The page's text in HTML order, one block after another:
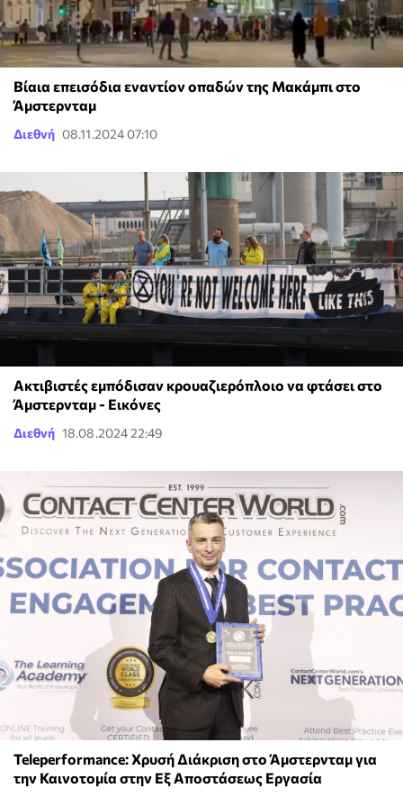
Βίαια επεισόδια εναντίον οπαδών της Μακάμπι στο
Άμστερνταμ
Διεθνή 08.11.2024 07:10
Ακτιβιστές εμπόδισαν κρουαζιερόπλοιο να φτάσει στο
Άμστερνταμ - Εικόνες
Διεθνή 18.08.2024 22:49
Teleperformance: Χρυσή Διάκριση στο Άμστερνταμ για
την Καινοτομία στην Εξ Αποστάσεως Εργασία